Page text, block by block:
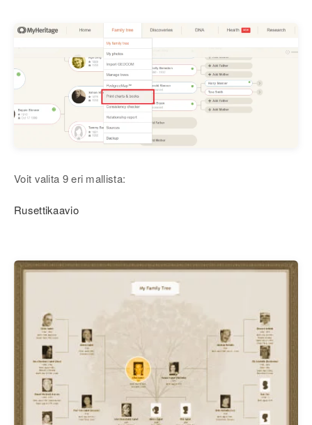
Voit valita 9 eri mallista:
Rusettikaavio